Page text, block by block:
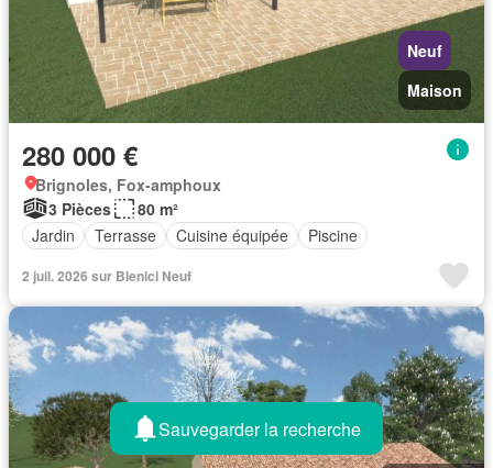
Neuf
Maison
280 000 €
Brignoles, Fox-amphoux
3 Pièces
80 m²
Jardin
Terrasse Cuisine équipée Piscine
2 juil. 2026 sur Bienici Neuf
Sauvegarder la recherche